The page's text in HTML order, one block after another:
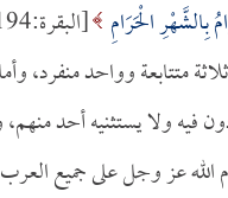
بِالشَّهْرِ الْحَرَامِ
متتابعة وواحد
ولا يستثنيه أحد منهم،
عز وجل على جميع